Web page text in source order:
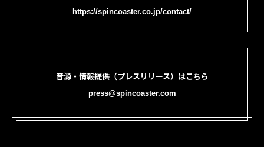
https://spincoaster.co.jp/contact/
音源・情報提供（プレスリリース）はこちら
press@spincoaster.com